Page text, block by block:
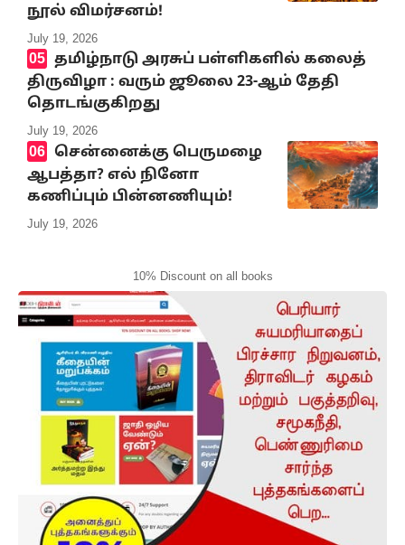
நூல் விமர்சனம்!
July 19, 2026
தமிழ்நாடு அரசுப் பள்ளிகளில் கலைத்
திருவிழா : வரும் ஜூலை 23-ஆம் தேதி
தொடங்குகிறது
July 19, 2026
சென்னைக்கு பெருமழை
ஆபத்தா? எல் நினோ
கணிப்பும் பின்னணியும்!
July 19, 2026
10% Discount on all books